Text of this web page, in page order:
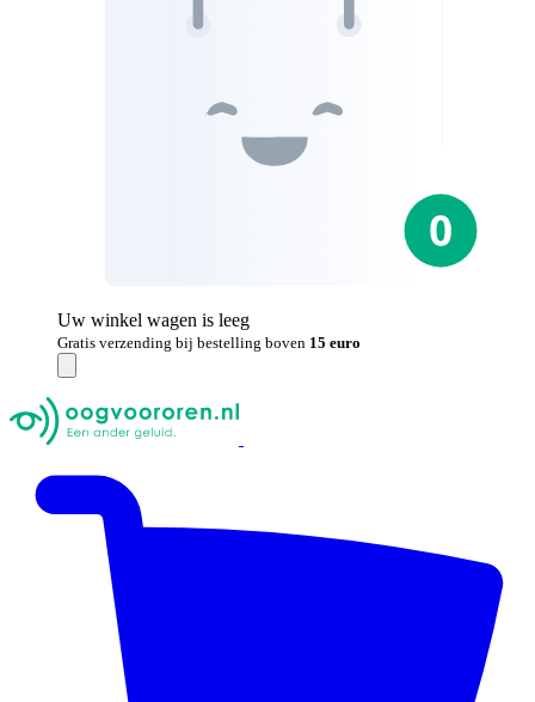
Uw winkel wagen is leeg
Gratis verzending bij bestelling boven 15 euro